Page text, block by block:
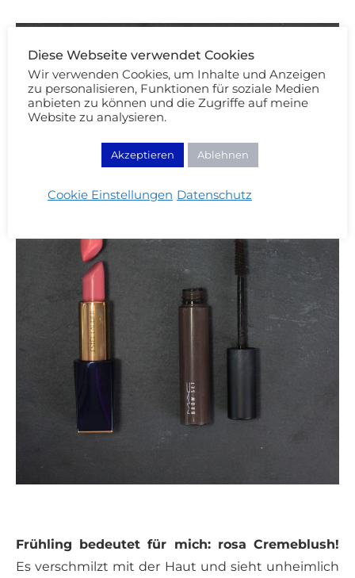
Frühling bedeutet für mich: rosa Cremeblush!
Es verschmilzt mit der Haut und sieht unheimlich
Diese Webseite verwendet Cookies
Wir verwenden Cookies, um Inhalte und Anzeigen
zu personalisieren, Funktionen für soziale Medien
anbieten zu können und die Zugriffe auf meine
Website zu analysieren.
Akzeptieren Ablehnen
Cookie Einstellungen Datenschutz